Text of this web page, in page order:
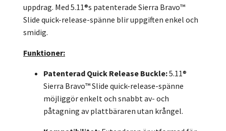
uppdrag. Med 5.11®s patenterade Sierra Bravo™
Slide quick-release-spänne blir uppgiften enkel och
smidig.
Funktioner:
Patenterad Quick Release Buckle:5.11®
Sierra Bravo™ Slide quick-release-spänne
möjliggör enkelt och snabbt av- och
påtagning av plattbäraren utan krångel.